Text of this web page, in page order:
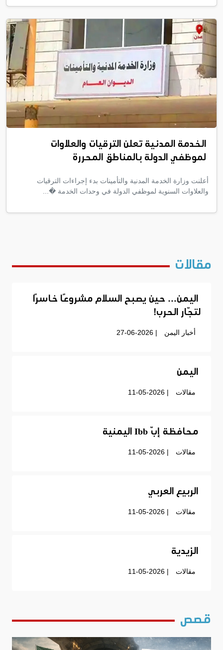
الخدمة المدنية تعلن الترقيات والعلاوات
لموظفي الدولة بالمناطق المحررة
أعلنت وزارة الخدمة المدنية والتأمينات بدء إجراءات الترقيات
والعلاوات السنوية لموظفي الدولة في وحدات الخدمة �...
مقالات
اليمن… حين يصبح السلام مشروعًا خاسرًا
لتجّار الحرب!
أخبار اليمن | 27-06-2026
اليمن
مقالات | 11-05-2026
محافظة إبّ Ibb اليمنية
مقالات | 11-05-2026
الربيع العربي
مقالات | 11-05-2026
الزيدية
مقالات | 11-05-2026
قصص